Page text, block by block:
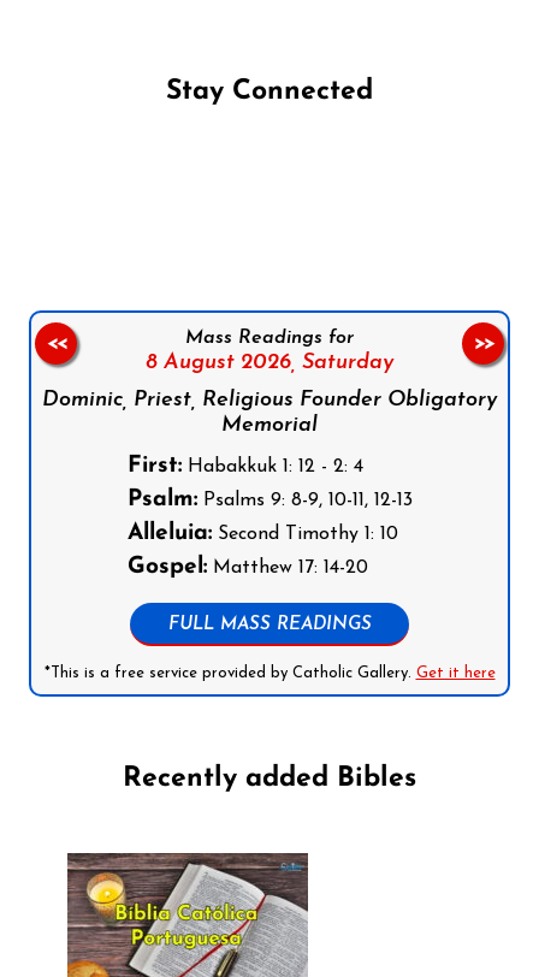
Stay Connected
Mass Readings for
8 August 2026, Saturday
Dominic, Priest, Religious Founder Obligatory
Memorial
First:Habakkuk 1: 12 - 2: 4
Psalm:Psalms 9: 8-9, 10-11, 12-13
Alleluia:Second Timothy 1: 10
Gospel:Matthew 17: 14-20
FULL MASS READINGS
*This is a free service provided by Catholic Gallery. Get it here
<< >>
Recently added Bibles